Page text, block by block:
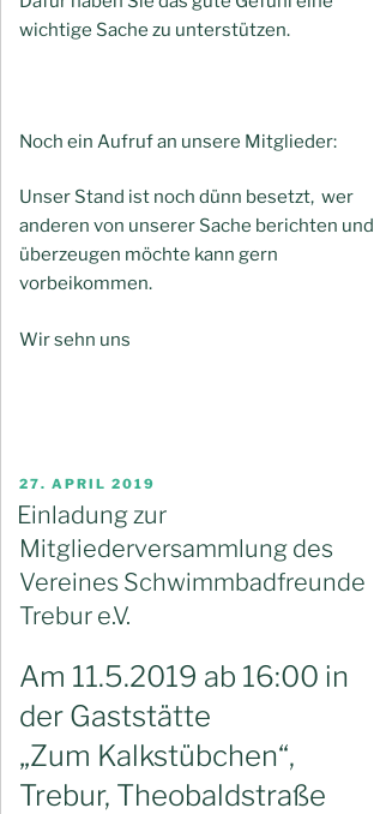
wichtige Sache zu unterstützen.
Noch ein Aufruf an unsere Mitglieder:
Unser Stand ist noch dünn besetzt, wer
anderen von unserer Sache berichten und
überzeugen möchte kann gern
vorbeikommen.
Wir sehn uns
VERÖFFENTLICHT
AM
27. APRIL 2019
Einladung zur
Mitgliederversammlung des
Vereines Schwimmbadfreunde
Trebur e.V.
Am 11.5.2019 ab 16:00 in
der Gaststätte
„Zum Kalkstübchen“,
Trebur, Theobaldstraße